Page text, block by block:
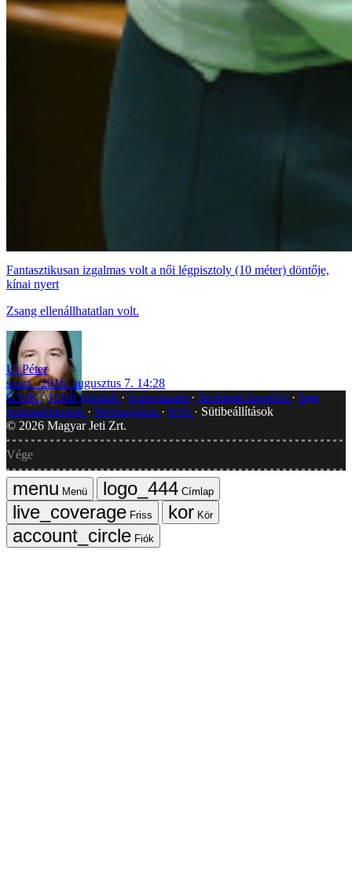
Fantasztikusan izgalmas volt a női légpisztoly (10 méter) döntője,
kínai nyert
Zsang ellenállhatatlan volt.
Uj Péter
sport
2016. augusztus 7. 14:28
GYIK Hibát jelentek Impresszum Javítások kezelése
Jogi
dokumentumok
Médiaajánlat RSS
Sütibeállítások
© 2026 Magyar Jeti Zrt.
Vége
Menü
Címlap
Friss
Kör
Fiók